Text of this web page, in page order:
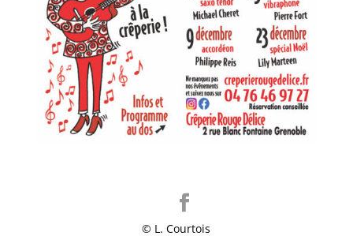
© L. Courtois